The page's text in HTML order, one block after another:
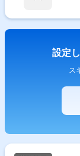
設定
ス